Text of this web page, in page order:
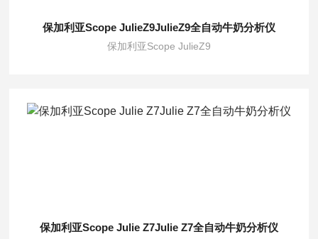
保加利亚Scope JulieZ9JulieZ9全自动牛奶分析仪
保加利亚Scope JulieZ9
保加利亚Scope Julie Z7Julie Z7全自动牛奶分析仪